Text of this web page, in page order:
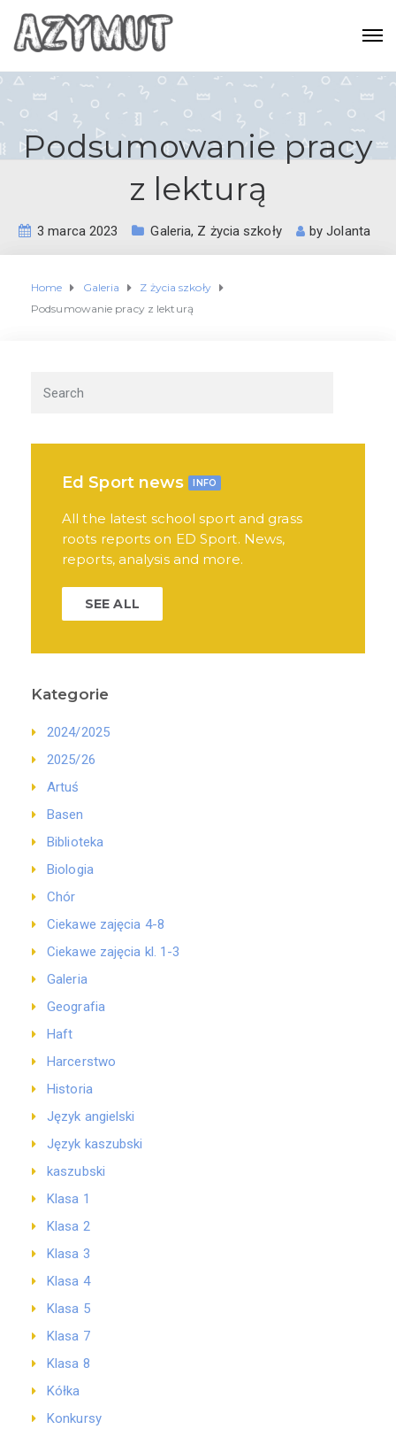
Podsumowanie pracy
z lekturą
3 marca 2023 Galeria, Z życia szkoły byJolanta
Home Galeria
Z życia szkoły
Podsumowanie pracy z lekturą
Ed Sport news INFO
All the latest school sport and grass
roots reports on ED Sport. News,
reports, analysis and more.
SEE ALL
Kategorie
2024/2025
2025/26
Artuś
Basen
Biblioteka
Biologia
Chór
Ciekawe zajęcia 4-8
Ciekawe zajęcia kl. 1-3
Galeria
Geografia
Haft
Harcerstwo
Historia
Język angielski
Język kaszubski
kaszubski
Klasa 1
Klasa 2
Klasa 3
Klasa 4
Klasa 5
Klasa 7
Klasa 8
Kółka
Konkursy